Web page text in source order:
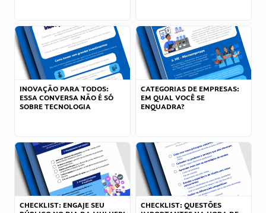
INOVAÇÃO PARA TODOS:
ESSA CONVERSA NÃO É SÓ
SOBRE TECNOLOGIA
CATEGORIAS DE EMPRESAS:
EM QUAL VOCÊ SE
ENQUADRA?
CHECKLIST: ENGAJE SEU
CHECKLIST: QUESTÕES